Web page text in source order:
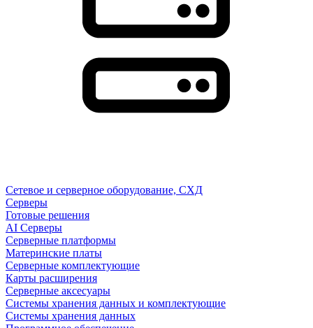
Сетевое и серверное оборудование, СХД
Cерверы
Готовые решения
AI Серверы
Серверные платформы
Материнские платы
Серверные комплектующие
Карты расширения
Серверные аксесуары
Системы хранения данных и комплектующие
Системы хранения данных